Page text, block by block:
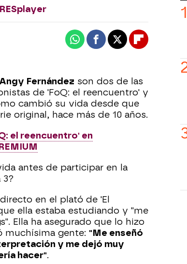
WhatsappFacebook
X Flipboard
Angy Fernández son dos de las
de 'FoQ: el reencuentro' y
cambió su vida desde que
original, hace más de 10 años.
el reencuentro' en
antes de participar en la
3?
en el plató de 'El
ella estaba estudiando y "me
Ella ha asegurado que lo hizo
muchísima gente: "Me enseñó
y me dejó muy
hacer".